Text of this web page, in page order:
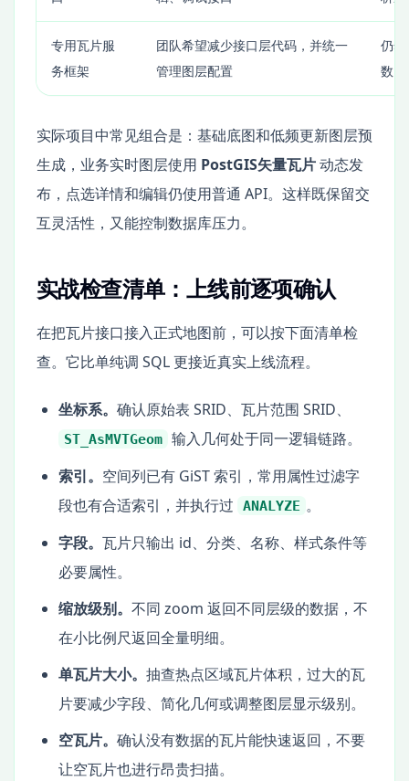
专用瓦片服
务框架
团队希望减少接口层代码，并统一
管理图层配置
仍
数
实际项目中常见组合是：基础底图和低频更新图层预
生成，业务实时图层使用 PostGIS矢量瓦片动态发
布，点选详情和编辑仍使用普通 API。这样既保留交
互灵活性，又能控制数据库压力。
实战检查清单：上线前逐项确认
在把瓦片接口接入正式地图前，可以按下面清单检
查。它比单纯调 SQL 更接近真实上线流程。
坐标系。 确认原始表 SRID、瓦片范围 SRID、
ST_AsMVTGeom 输入几何处于同一逻辑链路。
索引。 空间列已有 GiST 索引，常用属性过滤字
段也有合适索引，并执行过
ANALYZE 。
字段。 瓦片只输出 id、分类、名称、样式条件等
必要属性。
缩放级别。 不同 zoom 返回不同层级的数据，不
在小比例尺返回全量明细。
单瓦片大小。 抽查热点区域瓦片体积，过大的瓦
片要减少字段、简化几何或调整图层显示级别。
空瓦片。 确认没有数据的瓦片能快速返回，不要
让空瓦片也进行昂贵扫描。